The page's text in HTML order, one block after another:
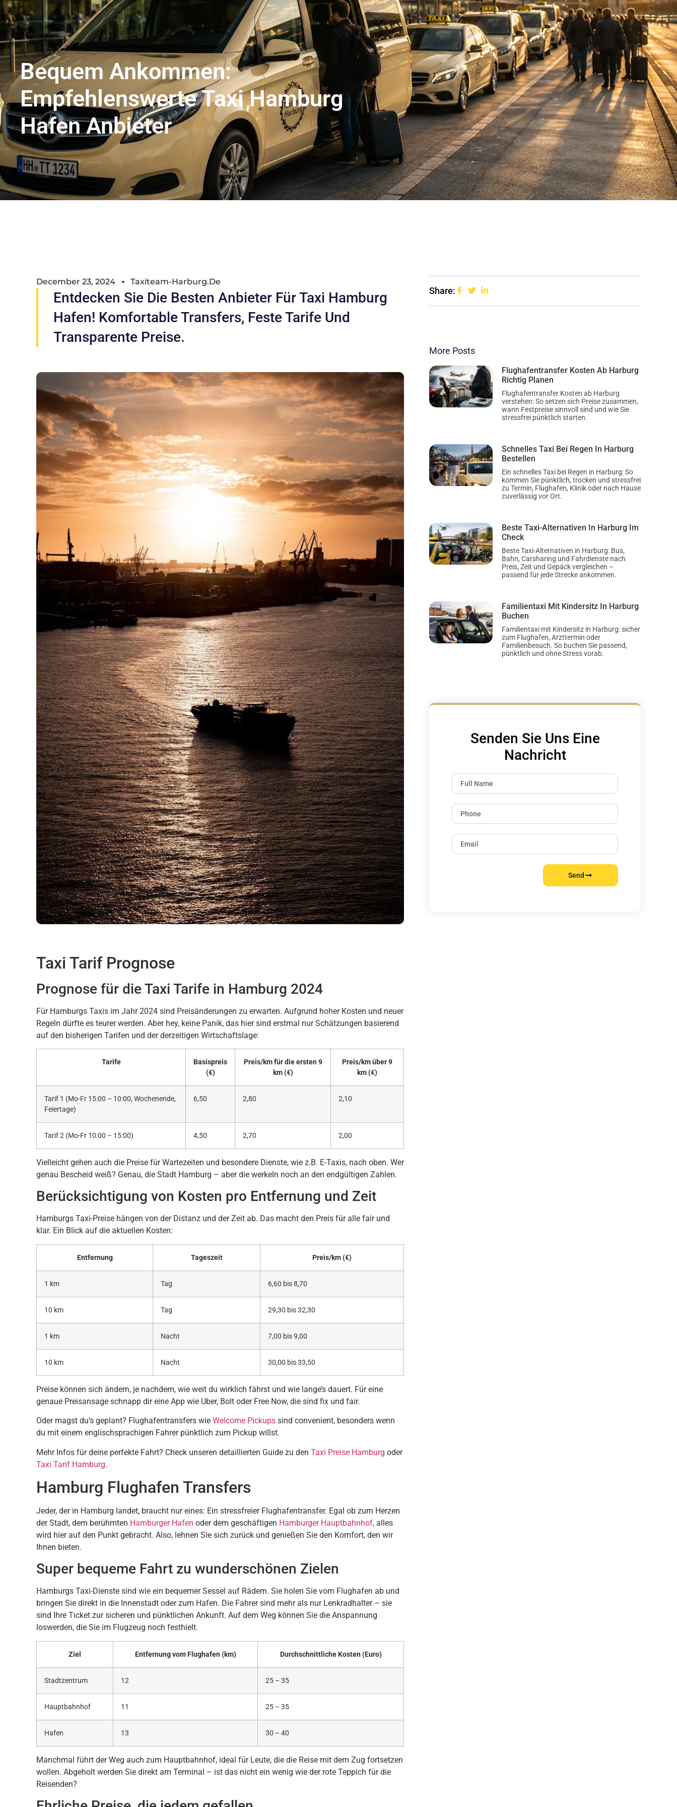
Flughafentransfer Hamburg Unser Abholservice Unser Großraumtaxi Service Krankenfahrten
Blog
Impressum
Mehr
Fahrt
buchen
DE
Bequem Ankommen:
Empfehlenswerte Taxi Hamburg
Hafen Anbieter
December 23, 2024 Taxiteam-Harburg.de
Entdecken Sie Die Besten Anbieter Für Taxi Hamburg
Hafen! Komfortable Transfers, Feste Tarife Und
Transparente Preise.
Taxi Tarif Prognose
Prognose für die Taxi Tarife in Hamburg 2024
Für Hamburgs Taxis im Jahr 2024 sind Preisänderungen zu erwarten. Aufgrund hoher Kosten und neuer
Regeln dürfte es teurer werden. Aber hey, keine Panik, das hier sind erstmal nur Schätzungen basierend
auf den bisherigen Tarifen und der derzeitigen Wirtschaftslage:
Tarife
Basispreis
(€)
Preis/km für die ersten 9
km (€)
Preis/km über 9
km (€)
Tarif 1 (Mo-Fr 15:00 – 10:00, Wochenende,
Feiertage)
6,50 2,80 2,10
Tarif 2 (Mo-Fr 10:00 – 15:00) 4,50 2,70 2,00
Vielleicht gehen auch die Preise für Wartezeiten und besondere Dienste, wie z.B. E-Taxis, nach oben. Wer
genau Bescheid weiß? Genau, die Stadt Hamburg – aber die werkeln noch an den endgültigen Zahlen.
Berücksichtigung von Kosten pro Entfernung und Zeit
Hamburgs Taxi-Preise hängen von der Distanz und der Zeit ab. Das macht den Preis für alle fair und
klar. Ein Blick auf die aktuellen Kosten:
Entfernung Tageszeit Preis/km (€)
1 km Tag 6,60 bis 8,70
10 km Tag 29,30 bis 32,30
1 km Nacht 7,00 bis 9,00
10 km Nacht 30,00 bis 33,50
Preise können sich ändern, je nachdem, wie weit du wirklich fährst und wie lange’s dauert. Für eine
genaue Preisansage schnapp dir eine App wie Uber, Bolt oder Free Now, die sind fix und fair.
Oder magst du’s geplant? Flughafentransfers wie Welcome Pickups sind convenient, besonders wenn
du mit einem englischsprachigen Fahrer pünktlich zum Pickup willst.
Mehr Infos für deine perfekte Fahrt? Check unseren detaillierten Guide zu den Taxi Preise Hamburg oder
Taxi Tarif Hamburg.
Hamburg Flughafen Transfers
Jeder, der in Hamburg landet, braucht nur eines: Ein stressfreier Flughafentransfer. Egal ob zum Herzen
der Stadt, dem berühmten Hamburger Hafen oder dem geschäftigen Hamburger Hauptbahnhof, alles
wird hier auf den Punkt gebracht. Also, lehnen Sie sich zurück und genießen Sie den Komfort, den wir
Ihnen bieten.
Super bequeme Fahrt zu wunderschönen Zielen
Hamburgs Taxi-Dienste sind wie ein bequemer Sessel auf Rädern. Sie holen Sie vom Flughafen ab und
bringen Sie direkt in die Innenstadt oder zum Hafen. Die Fahrer sind mehr als nur Lenkradhalter – sie
sind Ihre Ticket zur sicheren und pünktlichen Ankunft. Auf dem Weg können Sie die Anspannung
loswerden, die Sie im Flugzeug noch festhielt.
Ziel Entfernung vom Flughafen (km) Durchschnittliche Kosten (Euro)
Stadtzentrum 12 25 – 35
Hauptbahnhof 11 25 – 35
Hafen 13 30 – 40
Manchmal führt der Weg auch zum Hauptbahnhof, ideal für Leute, die die Reise mit dem Zug fortsetzen
wollen. Abgeholt werden Sie direkt am Terminal – ist das nicht ein wenig wie der rote Teppich für die
Reisenden?
Share:
More Posts
Flughafentransfer Kosten Ab Harburg
Richtig Planen
Flughafentransfer Kosten ab Harburg
verstehen: So setzen sich Preise zusammen,
wann Festpreise sinnvoll sind und wie Sie
stressfrei pünktlich starten.
Schnelles Taxi Bei Regen In Harburg
Bestellen
Ein schnelles Taxi bei Regen in Harburg: So
kommen Sie pünktlich, trocken und stressfrei
zu Termin, Flughafen, Klinik oder nach Hause
zuverlässig vor Ort.
Beste Taxi-Alternativen In Harburg Im
Check
Beste Taxi-Alternativen in Harburg: Bus,
Bahn, Carsharing und Fahrdienste nach
Preis, Zeit und Gepäck vergleichen –
passend für jede Strecke ankommen.
Familientaxi Mit Kindersitz In Harburg
Buchen
Familientaxi mit Kindersitz in Harburg: sicher
zum Flughafen, Arzttermin oder
Familienbesuch. So buchen Sie passend,
pünktlich und ohne Stress vorab.
Senden Sie Uns Eine
Nachricht
Send